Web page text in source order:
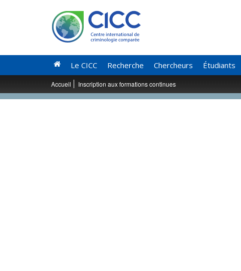
Le CICC Recherche Chercheurs Étudiants
Accueil Inscription aux formations continues